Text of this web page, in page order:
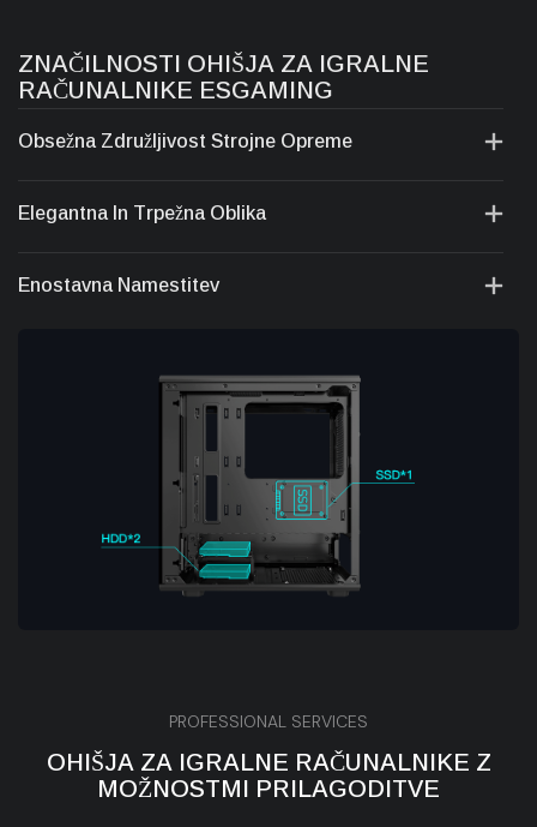
ZNAČILNOSTI OHIŠJA ZA IGRALNE
RAČUNALNIKE ESGAMING
Obsežna Združljivost Strojne Opreme
Elegantna In Trpežna Oblika
Enostavna Namestitev
PROFESSIONAL SERVICES
OHIŠJA ZA IGRALNE RAČUNALNIKE Z
MOŽNOSTMI PRILAGODITVE